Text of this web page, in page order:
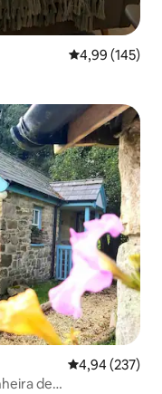
4,99 de uma
4,99 (145)
4,94 de uma
4,94 (237)
de